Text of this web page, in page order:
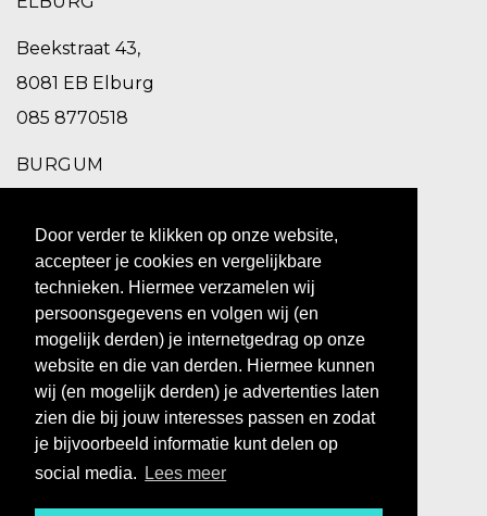
Door verder te klikken op onze website,
accepteer je cookies en vergelijkbare
technieken. Hiermee verzamelen wij
persoonsgegevens en volgen wij (en
mogelijk derden) je internetgedrag op onze
website en die van derden. Hiermee kunnen
wij (en mogelijk derden) je advertenties laten
zien die bij jouw interesses passen en zodat
je bijvoorbeeld informatie kunt delen op
social media.
Lees meer
Beekstraat 43,
8081 EB Elburg
085 8770518
BURGUM
9251 EC Burgum
0511 469 260
ZUIDHORN
Hoofdstraat 10,
9801 BX Zuidhorn
0594 769 010